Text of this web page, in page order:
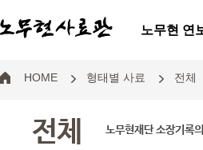
노무현 연
HOME 형태별 사료 전체
전체 노무현재단 소장기록